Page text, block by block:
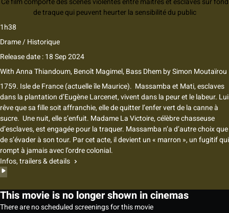
de traque qui peuvent heurter la sensibilité du public
1h38
Drame / Historique
Release date : 18 Sep 2024
WithAnna Thiandoum,Benoît Magimel,Bass DhembySimon Moutaïrou
1759. Isle de France (actuelle île Maurice). ​ Massamba et Mati, esclaves
dans la plantation d’Eugène Larcenet, vivent dans la peur et le labeur. Lui
rêve que sa fille soit affranchie, elle de quitter l’enfer vert de la canne à
sucre. ​ Une nuit, elle s’enfuit. Madame La Victoire, célèbre chasseuse
d’esclaves, est engagée pour la traquer. Massamba n’a d’autre choix que
de s’évader à son tour. Par cet acte, il devient un « marron », un fugitif qui
rompt à jamais avec l’ordre colonial.
Infos, trailers & details
This movie is no longer shown in cinemas
There are no scheduled screenings for this movie